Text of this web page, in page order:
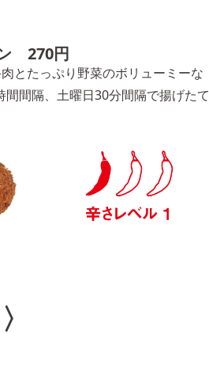
270円
とたっぷり野菜のボリューミーな
間間隔、土曜日30分間隔で揚げたて